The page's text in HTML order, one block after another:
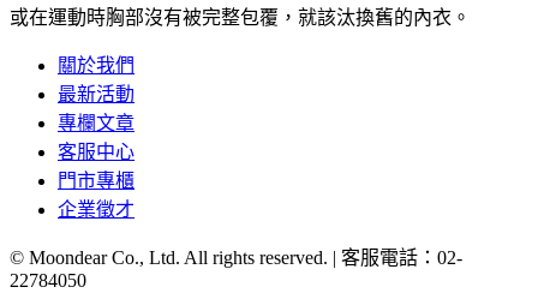
或在運動時胸部沒有被完整包覆，就該汰換舊的內衣。
關於我們
最新活動
專欄文章
客服中心
門市專櫃
企業徵才
© Moondear Co., Ltd. All rights reserved. | 客服電話： 02-
22784050